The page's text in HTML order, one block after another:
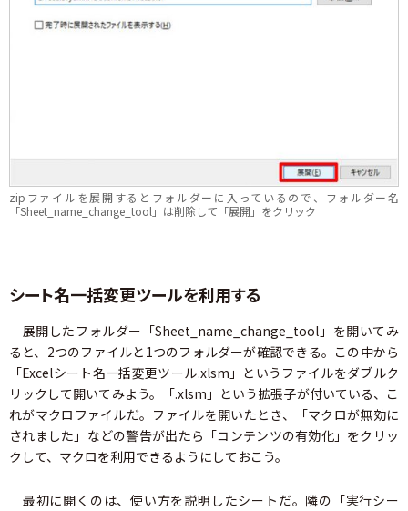
zipファイルを展開するとフォルダーに入っているので、フォルダー名
「Sheet_name_change_tool」は削除して「展開」をクリック
シート名一括変更ツールを利用する
展開したフォルダー「Sheet_name_change_tool」を開いてみ
ると、2つのファイルと1つのフォルダーが確認できる。この中から
「Excelシート名一括変更ツール.xlsm」というファイルをダブルク
リックして開いてみよう。「.xlsm」という拡張子が付いている、こ
れがマクロファイルだ。ファイルを開いたとき、「マクロが無効に
されました」などの警告が出たら「コンテンツの有効化」をクリッ
クして、マクロを利用できるようにしておこう。
最初に開くのは、使い方を説明したシートだ。隣の「実行シー